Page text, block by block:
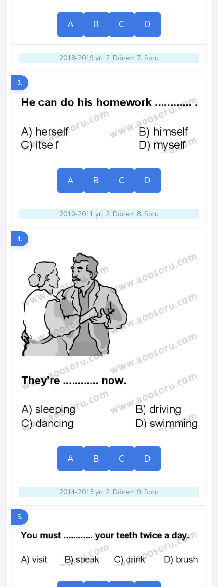
A B C D
2018-2019 yılı 2. Dönem 7. Soru
3.
A B C D
2010-2011 yılı 2. Dönem 8. Soru
4.
A B C D
2014-2015 yılı 2. Dönem 9. Soru
5.